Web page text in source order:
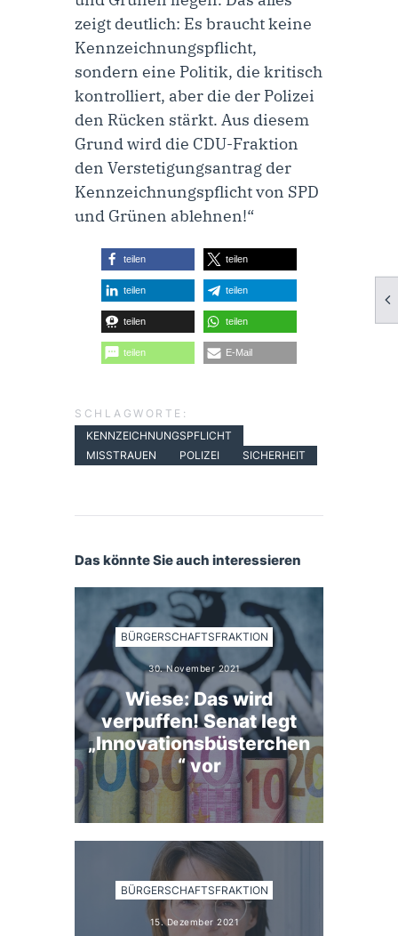
zeigt deutlich: Es braucht keine
Kennzeichnungspflicht,
sondern eine Politik, die kritisch
kontrolliert, aber die der Polizei
den Rücken stärkt. Aus diesem
Grund wird die CDU-Fraktion
den Verstetigungsantrag der
Kennzeichnungspflicht von SPD
und Grünen ablehnen!“
teilen teilen
teilen teilen
teilen teilen
teilen E-Mail
SCHLAGWORTE:
KENNZEICHNUNGSPFLICHT
MISSTRAUEN
POLIZEI SICHERHEIT
Das könnte Sie auch interessieren
BÜRGERSCHAFTSFRAKTION
30. November 2021
Wiese: Das wird
verpuffen! Senat legt
„Innovationsbüsterchen
“ vor
BÜRGERSCHAFTSFRAKTION
15. Dezember 2021